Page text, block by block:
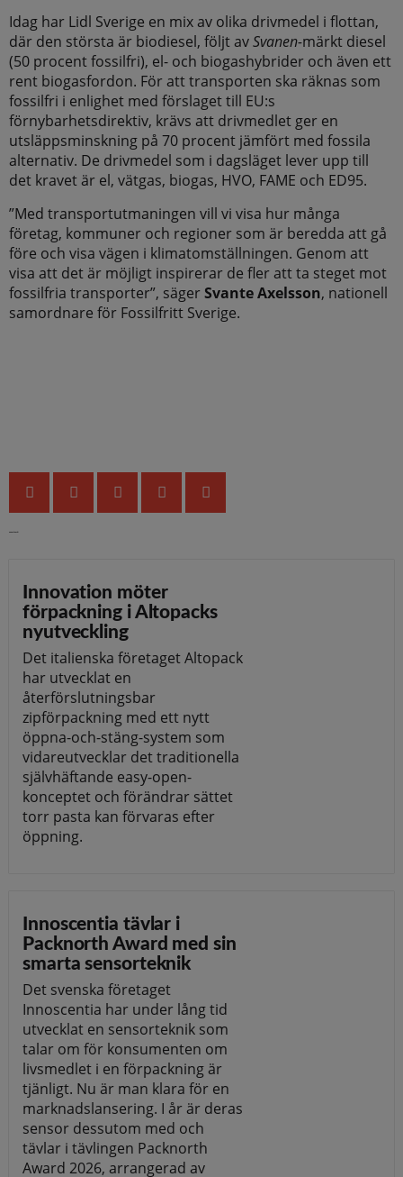
Idag har Lidl Sverige en mix av olika drivmedel i flottan,
där den största är biodiesel, följt avSvanen-märkt diesel
(50 procent fossilfri), el- och biogashybrider och även ett
rent biogasfordon. För att transporten ska räknas som
fossilfri i enlighet med förslaget till EU:s
förnybarhetsdirektiv, krävs att drivmedlet ger en
utsläppsminskning på 70 procent jämfört med fossila
alternativ. De drivmedel som i dagsläget lever upp till
det kravet är el, vätgas, biogas, HVO, FAME och ED95.
”Med transportutmaningen vill vi visa hur många
företag, kommuner och regioner som är beredda att gå
före och visa vägen i klimatomställningen. Genom att
visa att det är möjligt inspirerar de fler att ta steget mot
fossilfria transporter”, sägerSvante Axelsson, nationell
samordnare för Fossilfritt Sverige.
Innovation möter
förpackning i Altopacks
nyutveckling
Det italienska företaget Altopack
har utvecklat en
återförslutningsbar
zipförpackning med ett nytt
öppna-och-stäng-system som
vidareutvecklar det traditionella
självhäftande easy-open-
konceptet och förändrar sättet
torr pasta kan förvaras efter
öppning.
Innoscentia tävlar i
Packnorth Award med sin
smarta sensorteknik
Det svenska företaget
Innoscentia har under lång tid
utvecklat en sensorteknik som
talar om för konsumenten om
livsmedlet i en förpackning är
tjänligt. Nu är man klara för en
marknadslansering. I år är deras
sensor dessutom med och
tävlar i tävlingen Packnorth
Award 2026, arrangerad av